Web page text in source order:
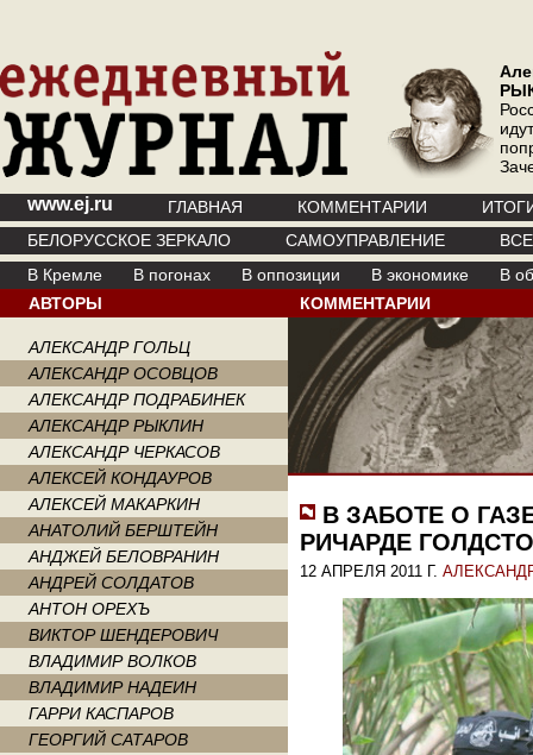
www.ej.ru ГЛАВНАЯ КОММЕНТАРИИ
БЕЛОРУССКОЕ ЗЕРКАЛО
САМОУПРАВЛЕНИЕ
В Кремле
В погонах В оппозиции В экономике
В
АВТОРЫ
АЛЕКСАНДР ГОЛЬЦ
АЛЕКСАНДР ОСОВЦОВ
АЛЕКСАНДР ПОДРАБИНЕК
АЛЕКСАНДР РЫКЛИН
АЛЕКСАНДР ЧЕРКАСОВ
АЛЕКСЕЙ КОНДАУРОВ
АЛЕКСЕЙ МАКАРКИН
АНАТОЛИЙ БЕРШТЕЙН
АНДЖЕЙ БЕЛОВРАНИН
АНДРЕЙ СОЛДАТОВ
АНТОН ОРЕХЪ
ВИКТОР ШЕНДЕРОВИЧ
ВЛАДИМИР ВОЛКОВ
ВЛАДИМИР НАДЕИН
ГАРРИ КАСПАРОВ
ГЕОРГИЙ САТАРОВ
КОММЕНТАРИИ
В ЗАБОТЕ О
РИЧАРДЕ
12 АПРЕЛЯ 2011 Г.